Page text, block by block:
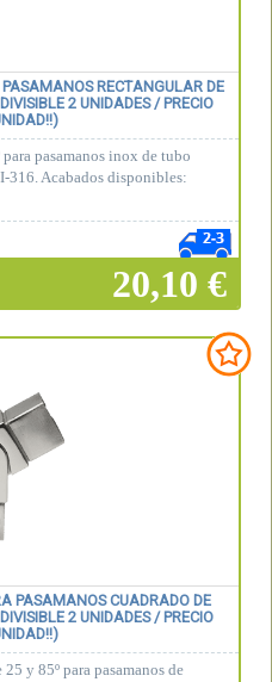
RECTANGULAR DE
2 UNIDADES / PRECIO
pasamanos inox de tubo
316. Acabados disponibles:
20,10 €
PASAMANOS CUADRADO DE
2 UNIDADES / PRECIO
y 85º para pasamanos de